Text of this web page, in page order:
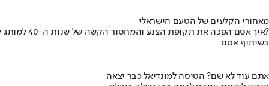
מאחורי הקלעים של הטעם הישראלי
איך אסם הפכה את תקופת הצנע והמחסור הקשה של שנות ה-40 למותג לאומי?
בשיתוף אסם
אתם עוד לא שם? הטיסה למונדיאל כבר יצאה